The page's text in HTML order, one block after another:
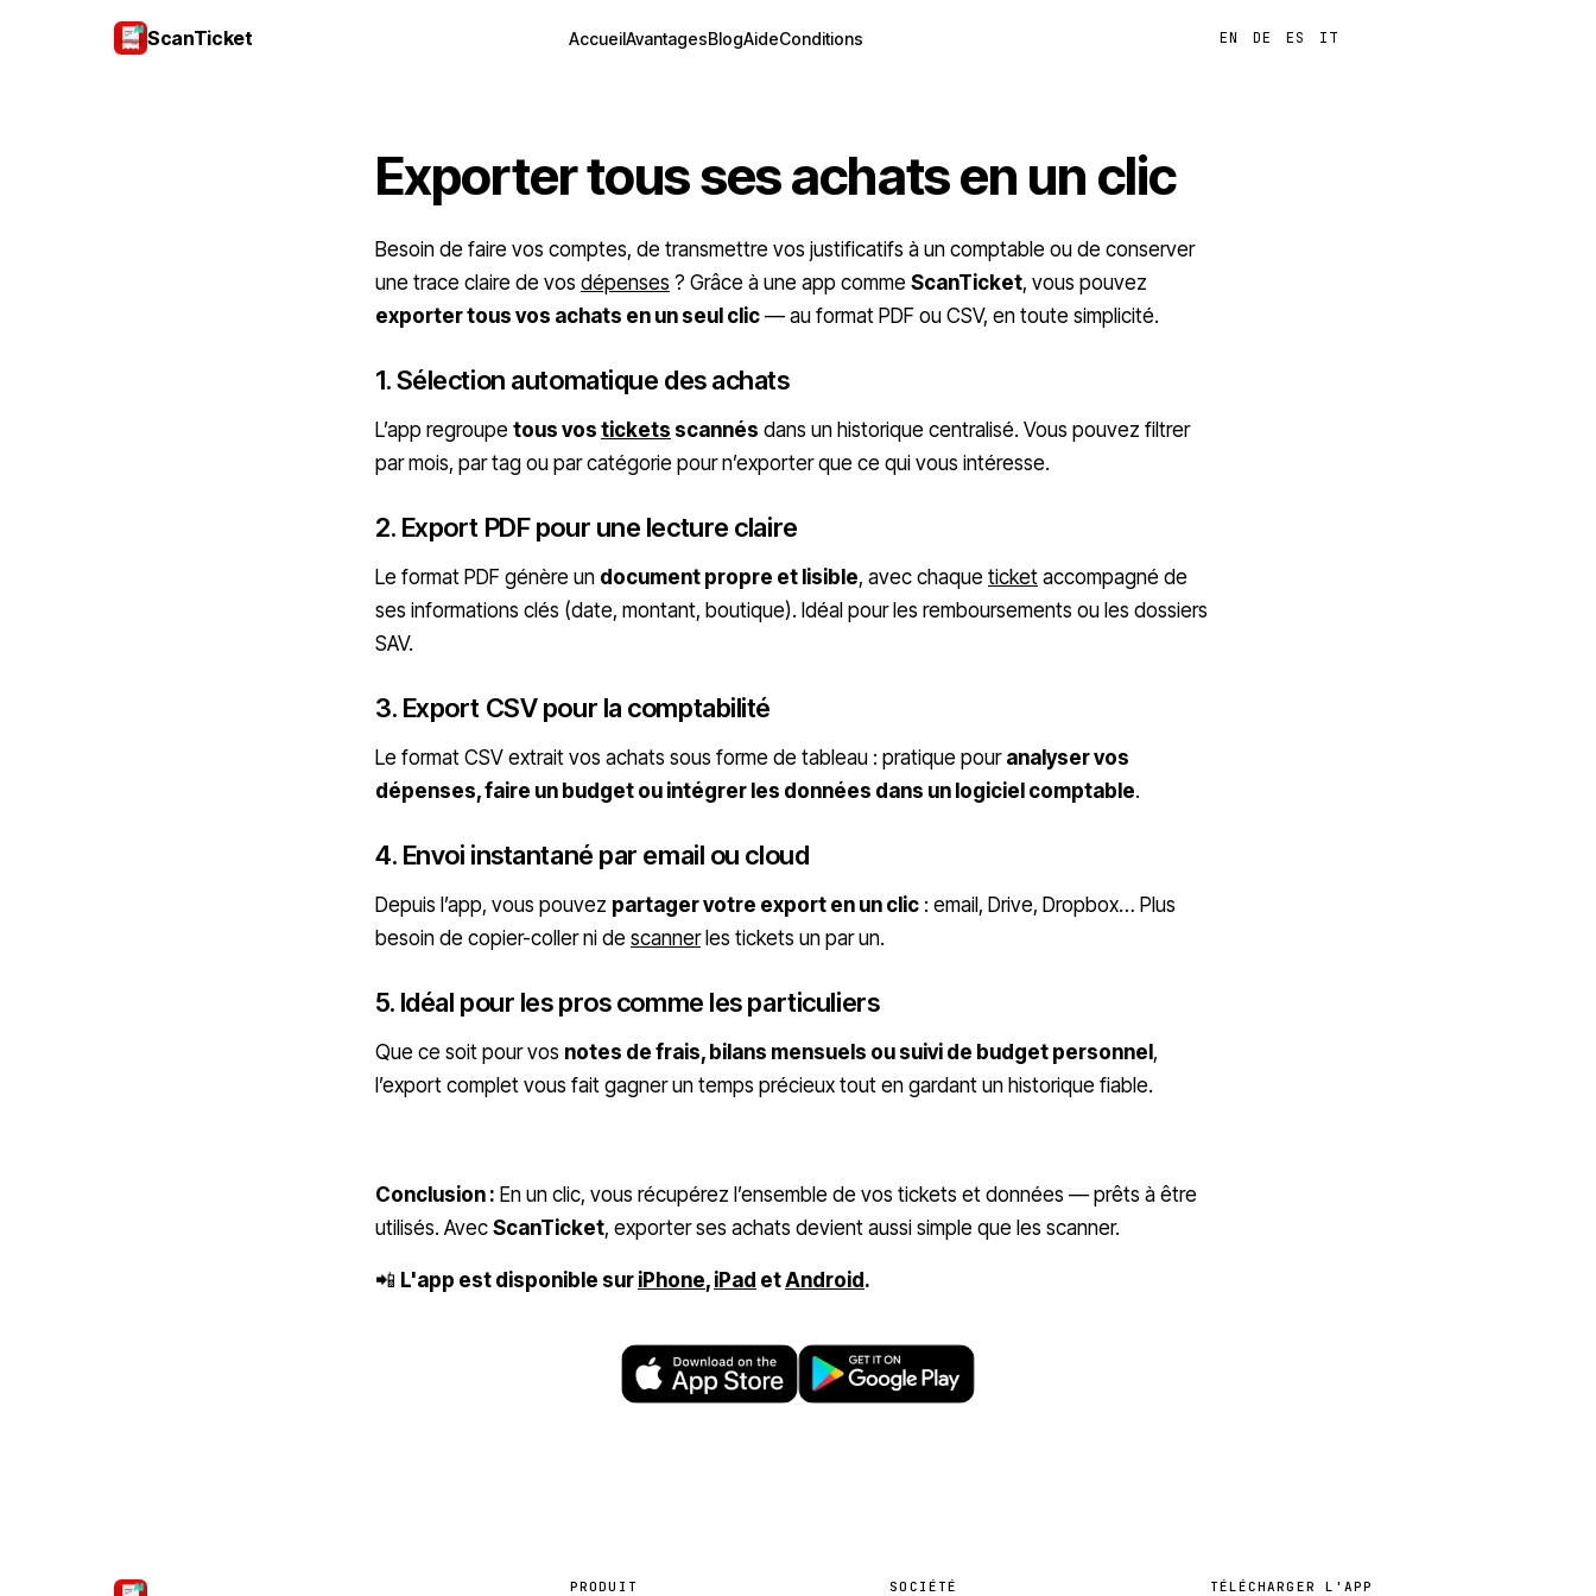
ScanTicket AccueilAvantagesBlogAideConditions EN DE ES IT
Exporter tous ses achats en un clic
Besoin de faire vos comptes, de transmettre vos justificatifs à un comptable ou de conserver
une trace claire de vos dépenses ? Grâce à une app comme ScanTicket, vous pouvez
exporter tous vos achats en un seul clic — au format PDF ou CSV, en toute simplicité.
1. Sélection automatique des achats
L’app regroupe tous vos tickets scannés dans un historique centralisé. Vous pouvez filtrer
par mois, par tag ou par catégorie pour n’exporter que ce qui vous intéresse.
2. Export PDF pour une lecture claire
Le format PDF génère un document propre et lisible, avec chaque ticket accompagné de
ses informations clés (date, montant, boutique). Idéal pour les remboursements ou les dossiers
SAV.
3. Export CSV pour la comptabilité
Le format CSV extrait vos achats sous forme de tableau : pratique pour analyser vos
dépenses, faire un budget ou intégrer les données dans un logiciel comptable.
4. Envoi instantané par email ou cloud
Depuis l’app, vous pouvez partager votre export en un clic : email, Drive, Dropbox… Plus
besoin de copier-coller ni de scannerles tickets un par un.
5. Idéal pour les pros comme les particuliers
Que ce soit pour vos notes de frais, bilans mensuels ou suivi de budget personnel ,
l’export complet vous fait gagner un temps précieux tout en gardant un historique fiable.
Conclusion : En un clic, vous récupérez l’ensemble de vos tickets et données — prêts à être
utilisés. Avec ScanTicket, exporter ses achats devient aussi simple que les scanner.
📲 L'app est disponible sur iPhone, iPad etAndroid .
PRODUIT SOCIÉTÉ TÉLÉCHARGER L'APP